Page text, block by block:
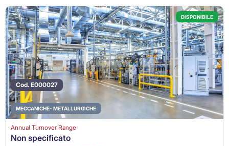
DISPONIBILE
Cod. E000027
MECCANICHE- METALLURGICHE
Annual Turnover Range
Non specificato